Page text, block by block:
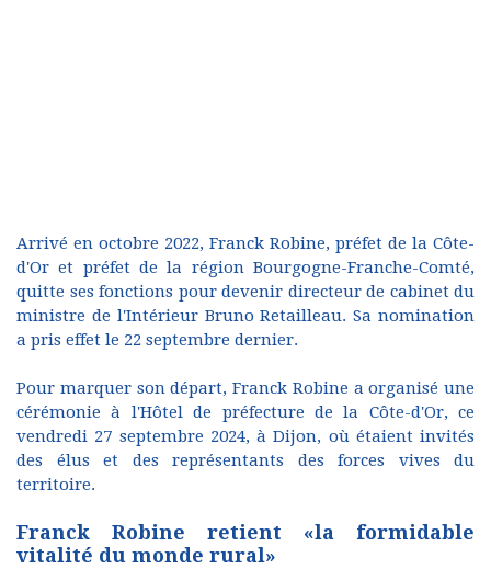
Arrivé en octobre 2022, Franck Robine, préfet de la Côte-
d'Or et préfet de la région Bourgogne-Franche-Comté,
quitte ses fonctions pour devenir directeur de cabinet du
ministre de l'Intérieur Bruno Retailleau. Sa nomination
a pris effet le 22 septembre dernier.
Pour marquer son départ, Franck Robine a organisé une
cérémonie à l'Hôtel de préfecture de la Côte-d'Or, ce
vendredi 27 septembre 2024, à Dijon, où étaient invités
des élus et des représentants des forces vives du
territoire.
Franck Robine retient «la formidable
vitalité du monde rural»